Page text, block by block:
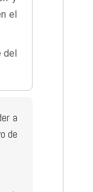
el
del
a
de